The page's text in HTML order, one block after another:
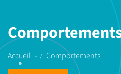
Accueil Comportements